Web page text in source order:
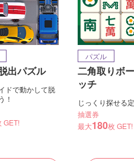
出パズル
ドで動かして脱
！
GET!
パズル
二角取りボ
ッチ
じっくり探せる
抽選券
最大180枚 GET!